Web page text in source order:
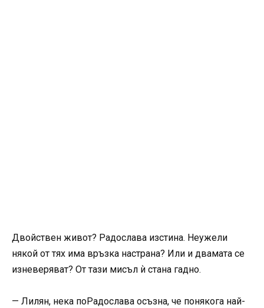
Двойствен живот? Радослава изстина. Неужели
някой от тях има връзка настрана? Или и двамата се
изневеряват? От тази мисъл ѝ стана гадно.
— Лилян, нека поРадослава осъзна, че понякога най-